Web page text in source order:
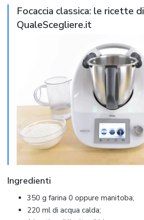
Focaccia classica: le ricette di
QualeScegliere.it
Ingredienti
350 g farina 0 oppure manitoba;
220 ml di acqua calda;